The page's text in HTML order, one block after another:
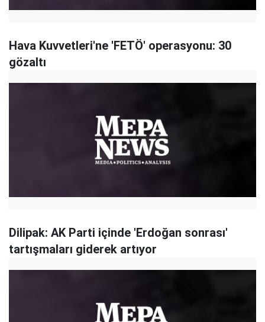
Hava Kuvvetleri'ne 'FETÖ' operasyonu: 30
gözaltı
Dilipak: AK Parti içinde 'Erdoğan sonrası'
tartışmaları giderek artıyor